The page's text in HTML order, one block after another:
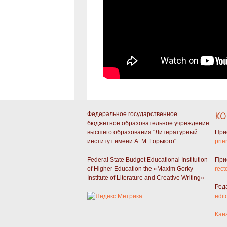
Федеральное государственное
бюджетное образовательное учреждение
высшего образования "Литературный
институт имени А. М. Горького"
Federal State Budget Educational Institution
of Higher Education the «Maxim Gorky
Institute of Literature and Creative Writing»